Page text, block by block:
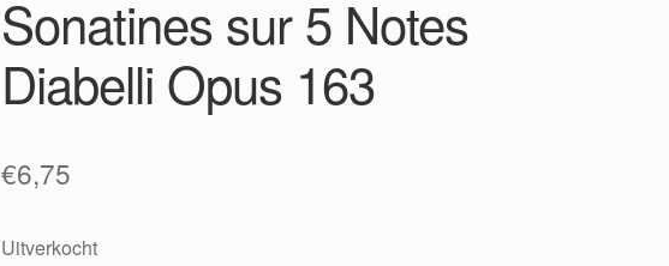
Sonatines sur 5 Notes
Diabelli Opus 163
€6,75
Uitverkocht